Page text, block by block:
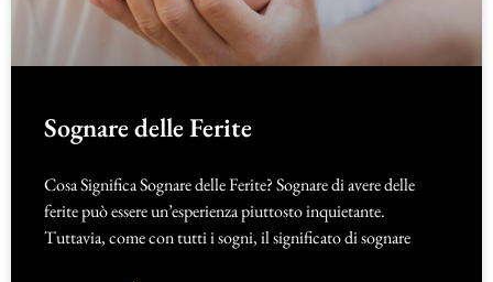
Sognare delle Ferite
Cosa Significa Sognare delle Ferite? Sognare di avere delle
ferite può essere un’esperienza piuttosto inquietante.
Tuttavia, come con tutti i sogni, il significato di sognare